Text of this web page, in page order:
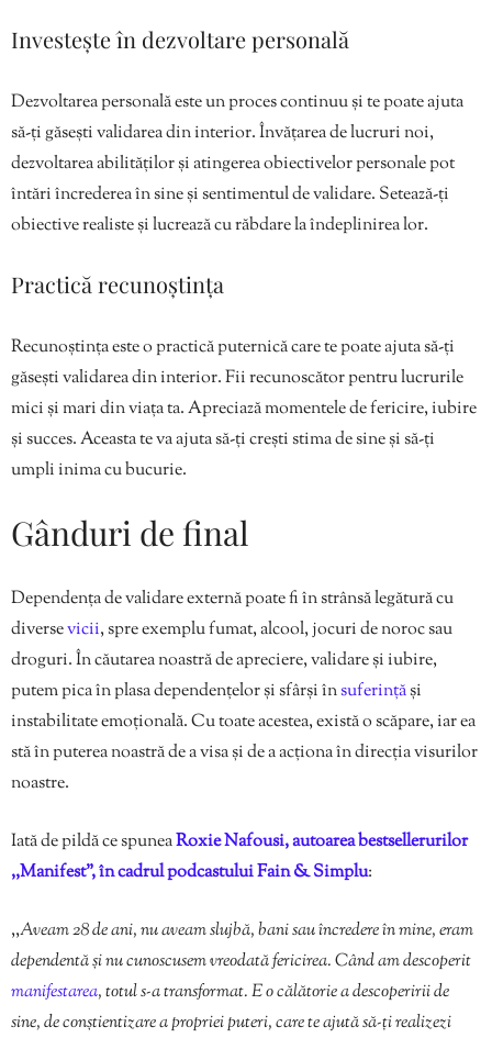
Investește în dezvoltare personală
Dezvoltarea personală este un proces continuu și te poate ajuta
să-ți găsești validarea din interior. Învățarea de lucruri noi,
dezvoltarea abilităților și atingerea obiectivelor personale pot
întări încrederea în sine și sentimentul de validare. Setează-ți
obiective realiste și lucrează cu răbdare la îndeplinirea lor.
Practică recunoștința
Recunoștința este o practică puternică care te poate ajuta să-ți
găsești validarea din interior. Fii recunoscător pentru lucrurile
mici și mari din viața ta. Apreciază momentele de fericire, iubire
și succes. Aceasta te va ajuta să-ți crești stima de sine și să-ți
umpli inima cu bucurie.
Gânduri de final
Dependența de validare externă poate fi în strânsă legătură cu
diversevicii, spre exemplu fumat, alcool, jocuri de noroc sau
droguri. În căutarea noastră de apreciere, validare și iubire,
putem pica în plasa dependențelor și sfârși însuferințăși
instabilitate emoțională. Cu toate acestea, există o scăpare, iar ea
stă în puterea noastră de a visa și de a acționa în direcția visurilor
noastre.
Iată de pildă ce spuneaRoxie Nafousi, autoarea bestsellerurilor
,,Manifest”, în cadrul podcastului Fain & Simplu:
,,Aveam 28 de ani, nu aveam slujbă, bani sau încredere în mine, eram
dependentă și nu cunoscusem vreodată fericirea. Când am descoperit
manifestarea, totul s-a transformat. E o călătorie a descoperirii de
sine, de conștientizare a propriei puteri, care te ajută să-ți realizezi